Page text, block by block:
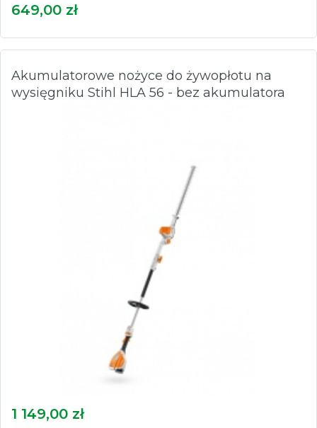
649,00 zł
Akumulatorowe nożyce do żywopłotu na
wysięgniku Stihl HLA 56 - bez akumulatora
1 149,00 zł